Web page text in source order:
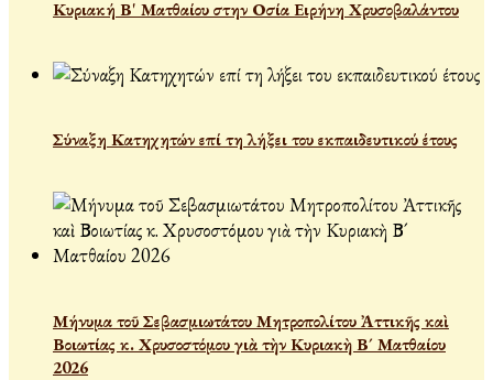
Κυριακή Β' Ματθαίου στην Οσία Ειρήνη Χρυσοβαλάντου
Σύναξη Κατηχητών επί τη λήξει του εκπαιδευτικού έτους
Μήνυμα τοῦ Σεβασμιωτάτου Μητροπολίτου Ἀττικῆς καὶ
Βοιωτίας κ. Χρυσοστόμου γιὰ τὴν Κυριακὴ Β´ Ματθαίου
2026